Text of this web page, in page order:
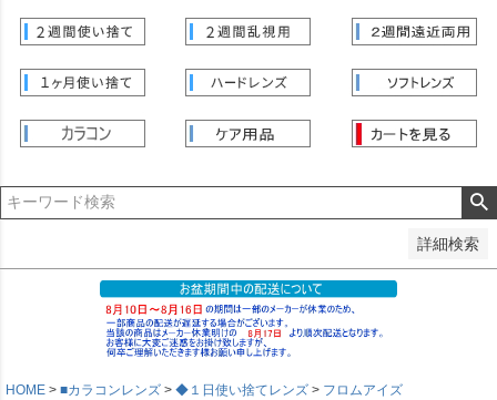
詳細検索
登録順
価格が高い順
レビュー順
キーワードヒット順
HOME ■カラコンレンズ ◆１日使い捨てレンズ
フロムアイズ